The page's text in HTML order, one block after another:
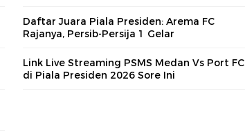
Daftar Juara Piala Presiden: Arema FC
Rajanya, Persib-Persija 1 Gelar
Link Live Streaming PSMS Medan Vs Port FC
di Piala Presiden 2026 Sore Ini